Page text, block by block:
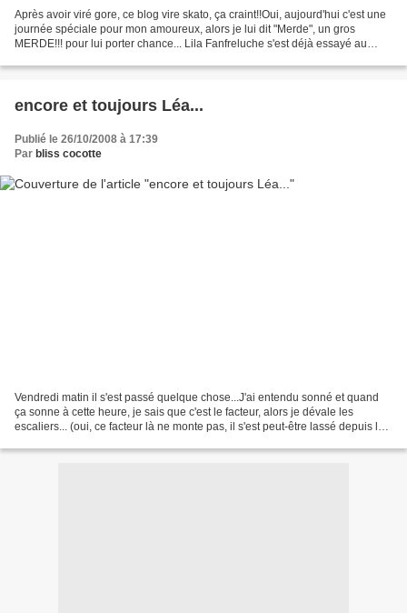
Après avoir viré gore, ce blog vire skato, ça craint!!Oui, aujourd'hui c'est une
journée spéciale pour mon amoureux, alors je lui dit "Merde", un gros
MERDE!!! pour lui porter chance... Lila Fanfreluche s'est déjà essayé au
encore et toujours Léa...
Publié le 26/10/2008 à 17:39
Par bliss cocotte
Vendredi matin il s'est passé quelque chose...J'ai entendu sonné et quand
ça sonne à cette heure, je sais que c'est le facteur, alors je dévale les
escaliers... (oui, ce facteur là ne monte pas, il s'est peut-être lassé depuis le